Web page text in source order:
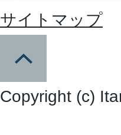
サイトマップ
Copyright (c)